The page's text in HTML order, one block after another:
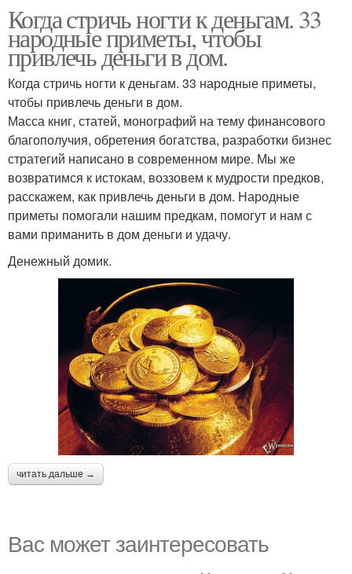
Когда стричь ногти к деньгам. 33
народные приметы, чтобы
привлечь деньги в дом.
Когда стричь ногти к деньгам. 33 народные приметы,
чтобы привлечь деньги в дом.
Масса книг, статей, монографий на тему финансового
благополучия, обретения богатства, разработки бизнес
стратегий написано в современном мире. Мы же
возвратимся к истокам, воззовем к мудрости предков,
расскажем, как привлечь деньги в дом. Народные
приметы помогали нашим предкам, помогут и нам с
вами приманить в дом деньги и удачу.
Денежный домик.
читать дальше →
Вас может заинтересовать